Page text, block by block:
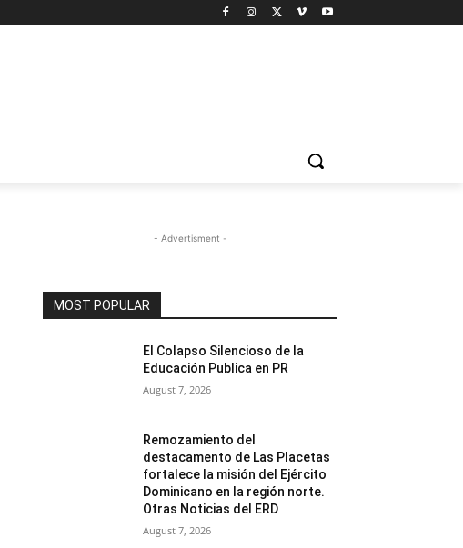
- Advertisment -
MOST POPULAR
El Colapso Silencioso de la
Educación Publica en PR
August 7, 2026
Remozamiento del
destacamento de Las Placetas
fortalece la misión del Ejército
Dominicano en la región norte.
Otras Noticias del ERD
August 7, 2026